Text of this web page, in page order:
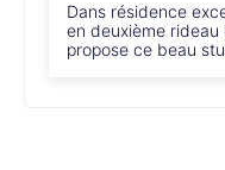
Dans résidence
en deuxième rideau
propose ce beau